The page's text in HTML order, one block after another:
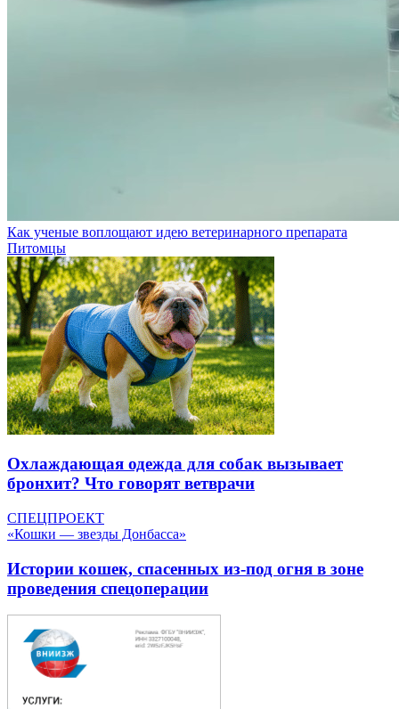
Как ученые воплощают идею ветеринарного препарата
Питомцы
Охлаждающая одежда для собак вызывает
бронхит? Что говорят ветврачи
СПЕЦПРОЕКТ
«Кошки — звезды Донбасса»
Истории кошек, спасенных из-под огня в зоне
проведения спецоперации